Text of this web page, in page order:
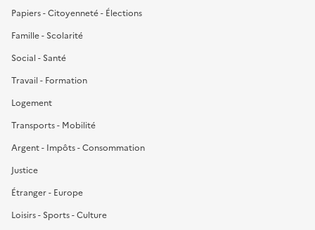
Papiers - Citoyenneté - Élections
Famille - Scolarité
Social - Santé
Travail - Formation
Logement
Transports - Mobilité
Argent - Impôts - Consommation
Justice
Étranger - Europe
Loisirs - Sports - Culture